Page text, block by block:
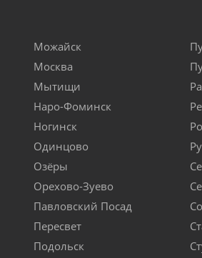
Можайск
Москва
Мытищи
Наро-Фоминск
Ногинск
Одинцово
Озёры
Орехово-Зуево
Павловский Посад
Пересвет
Подольск